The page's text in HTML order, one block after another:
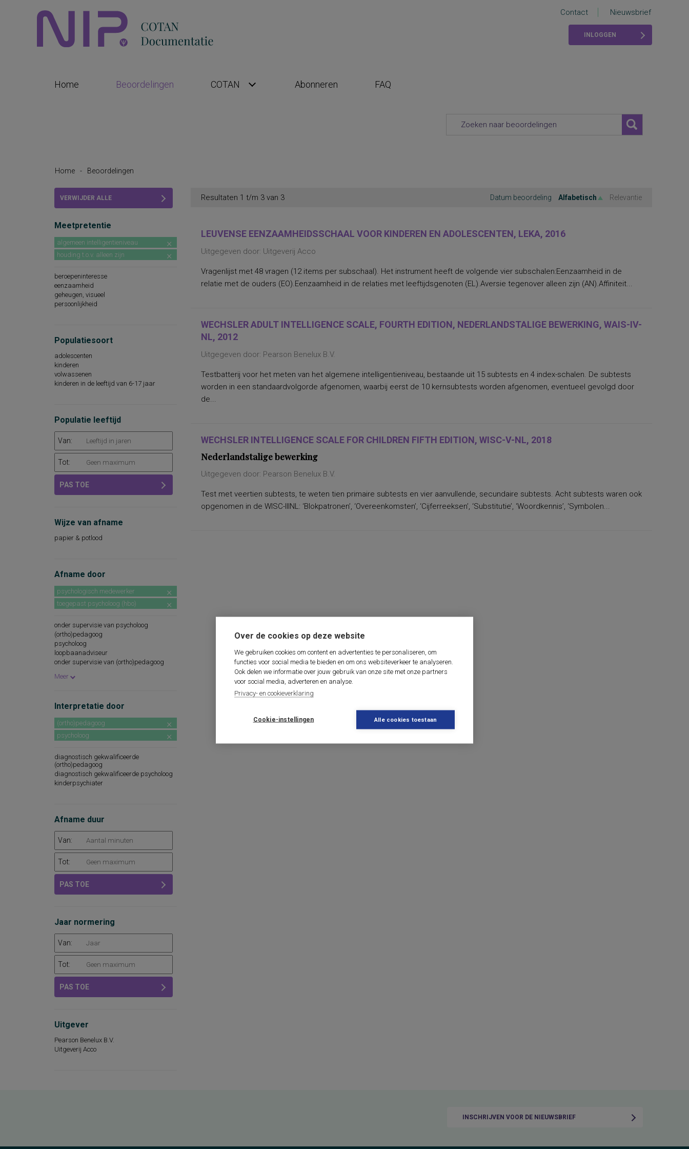
Over de cookies op deze website
We gebruiken cookies om content en advertenties te personaliseren, om
functies voor social media te bieden en om ons websiteverkeer te analyseren.
Ook delen we informatie over jouw gebruik van onze site met onze partners
voor social media, adverteren en analyse.
Privacy- en cookieverklaring
Cookie-instellingen Alle cookies toestaan
Contact Nieuwsbrief
INLOGGEN
Home Beoordelingen COTAN Abonneren FAQ
Home - Beoordelingen
VERWIJDER ALLE
Meetpretentie
algemeen intelligentieniveau
houding t.o.v. alleen zijn
beroepeninteresse
eenzaamheid
geheugen, visueel
persoonlijkheid
Populatiesoort
adolescenten
kinderen
volwassenen
kinderen in de leeftijd van 6-17 jaar
Populatie leeftijd
Van:
Tot:
PAS TOE
Wijze van afname
papier & potlood
Afname door
psychologisch medewerker
toegepast psycholoog (hbo)
onder supervisie van psycholoog
(ortho)pedagoog
psycholoog
loopbaanadviseur
onder supervisie van (ortho)pedagoog
leerkracht
professional
beroepskeuzeadviseur
onder supervisie van pedagoog
onder supervisie van
kinder-/jeugdpsychiater
Meer
Interpretatie door
(ortho)pedagoog
psycholoog
diagnostisch gekwalificeerde
(ortho)pedagoog
diagnostisch gekwalificeerde psycholoog
kinderpsychiater
Afname duur
Van:
Tot:
PAS TOE
Jaar normering
Van:
Tot:
PAS TOE
Uitgever
Pearson Benelux B.V.
Uitgeverij Acco
Resultaten 1 t/m 3 van 3 Datum beoordeling Alfabetisch Relevantie
LEUVENSE EENZAAMHEIDSSCHAAL VOOR KINDEREN EN ADOLESCENTEN, LEKA, 2016
Uitgegeven door: Uitgeverij Acco
Vragenlijst met 48 vragen (12 items per subschaal). Het instrument heeft de volgende vier subschalen:Eenzaamheid in de
relatie met de ouders (EO).Eenzaamheid in de relaties met leeftijdsgenoten (EL).Aversie tegenover alleen zijn (AN).Affiniteit...
WECHSLER ADULT INTELLIGENCE SCALE, FOURTH EDITION, NEDERLANDSTALIGE BEWERKING, WAIS-IV-
NL, 2012
Uitgegeven door: Pearson Benelux B.V.
Testbatterij voor het meten van het algemene intelligentieniveau, bestaande uit 15 subtests en 4 index-schalen. De subtests
worden in een standaardvolgorde afgenomen, waarbij eerst de 10 kernsubtests worden afgenomen, eventueel gevolgd door
de...
WECHSLER INTELLIGENCE SCALE FOR CHILDREN FIFTH EDITION, WISC-V-NL, 2018
Nederlandstalige bewerking
Uitgegeven door: Pearson Benelux B.V.
Test met veertien subtests, te weten tien primaire subtests en vier aanvullende, secundaire subtests. Acht subtests waren ook
opgenomen in de WISC-IIINL: ‘Blokpatronen’, ‘Overeenkomsten’, ‘Cijferreeksen’, ‘Substitutie’, ‘Woordkennis’, ‘Symbolen...
INSCHRIJVEN VOOR DE NIEUWSBRIEF